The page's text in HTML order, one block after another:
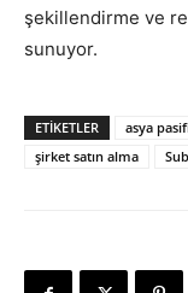
şekillendirme ve
sunuyor.
ETIKETLER asya
şirket satın alma